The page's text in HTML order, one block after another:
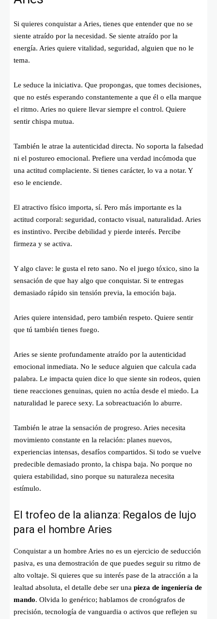
Si quieres conquistar a Aries, tienes que entender que no se
siente atraído por la necesidad. Se siente atraído por la
energía. Aries quiere vitalidad, seguridad, alguien que no le
tema.
Le seduce la iniciativa. Que propongas, que tomes decisiones,
que no estés esperando constantemente a que él o ella marque
el ritmo. Aries no quiere llevar siempre el control. Quiere
sentir chispa mutua.
También le atrae la autenticidad directa. No soporta la falsedad
ni el postureo emocional. Prefiere una verdad incómoda que
una actitud complaciente. Si tienes carácter, lo va a notar. Y
eso le enciende.
El atractivo físico importa, sí. Pero más importante es la
actitud corporal: seguridad, contacto visual, naturalidad. Aries
es instintivo. Percibe debilidad y pierde interés. Percibe
firmeza y se activa.
Y algo clave: le gusta el reto sano. No el juego tóxico, sino la
sensación de que hay algo que conquistar. Si te entregas
demasiado rápido sin tensión previa, la emoción baja.
Aries quiere intensidad, pero también respeto. Quiere sentir
que tú también tienes fuego.
Aries se siente profundamente atraído por la autenticidad
emocional inmediata. No le seduce alguien que calcula cada
palabra. Le impacta quien dice lo que siente sin rodeos, quien
tiene reacciones genuinas, quien no actúa desde el miedo. La
naturalidad le parece sexy. La sobreactuación lo aburre.
También le atrae la sensación de progreso. Aries necesita
movimiento constante en la relación: planes nuevos,
experiencias intensas, desafíos compartidos. Si todo se vuelve
predecible demasiado pronto, la chispa baja. No porque no
quiera estabilidad, sino porque su naturaleza necesita
estímulo.
El trofeo de la alianza: Regalos de lujo
para el hombre Aries
Conquistar a un hombre Aries no es un ejercicio de seducción
pasiva, es una demostración de que puedes seguir su ritmo de
alto voltaje. Si quieres que su interés pase de la atracción a la
lealtad absoluta, el detalle debe ser una pieza de ingeniería de
mando. Olvida lo genérico; hablamos de cronógrafos de
precisión, tecnología de vanguardia o activos que reflejen su